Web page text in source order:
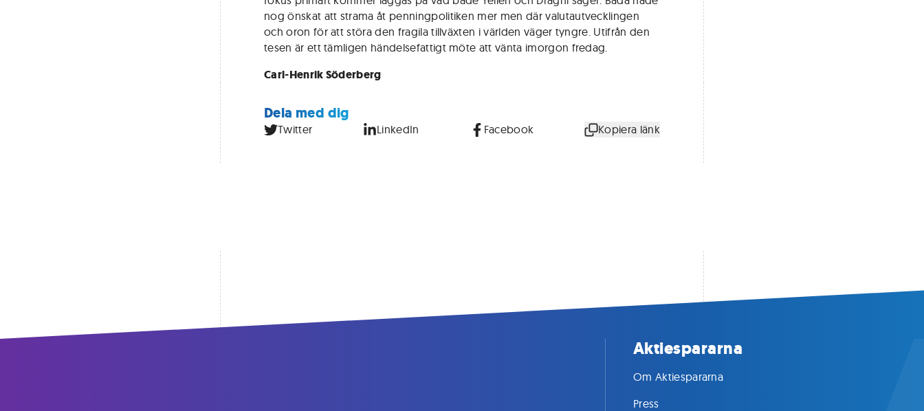
nog önskat att strama åt penningpolitiken mer men där valutautvecklingen
och oron för att störa den fragila tillväxten i världen väger tyngre. Utifrån den
tesen är ett tämligen händelsefattigt möte att vänta imorgon fredag.
Carl-Henrik Söderberg
Dela med dig
Twitter LinkedIn Facebook Kopiera länk
Aktiespararna
Om Aktiespararna
Press